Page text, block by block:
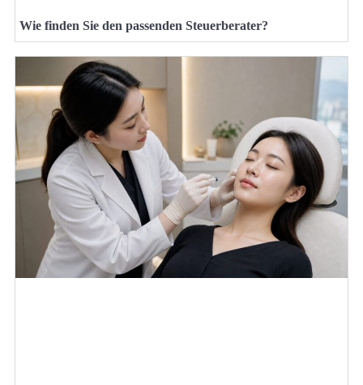
Wie finden Sie den passenden Steuerberater?